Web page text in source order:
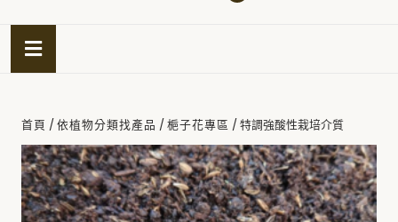
首頁 / 依植物分類找產品 / 梔子花專區 / 特調強酸性栽培介質